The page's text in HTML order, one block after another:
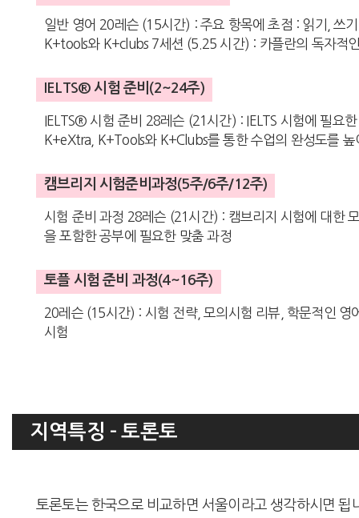
일반 영어 20레슨 (15시간) : 주요 항목에 초점 : 읽기, 쓰
K+tools와 K+clubs 7세션 (5.25 시간) : 카플란의 독자적
IELTS® 시험 준비(2~24주)
IELTS® 시험 준비 28레슨 (21시간) : IELTS 시험에 필요
K+eXtra, K+Tools와 K+Clubs를 통한 수업의 완성도를 높
캠브리지 시험준비과정(5주/6주/12주)
시험 준비 과정 28레슨 (21시간) : 캠브리지 시험에 대한
을 포함한 공부에 필요한 맞춤 과정
토플 시험 준비 과정(4~16주)
20레슨 (15시간) : 시험 전략, 모의시험 리뷰, 학문적인
시험
지역특징 - 토론토
토론토는 한국으로 비교하면 서울이라고 생각하시면